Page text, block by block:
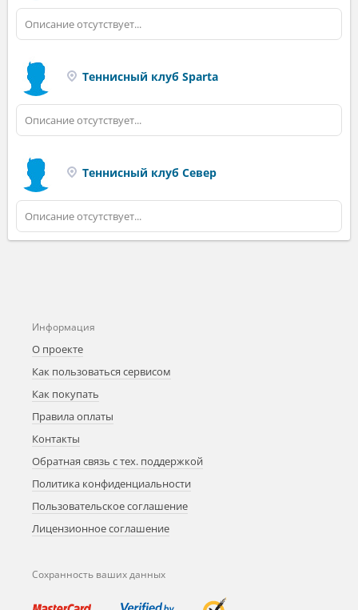
Описание отсутствует...
Теннисный клуб Sparta
Описание отсутствует...
Теннисный клуб Север
Описание отсутствует...
Информация
О проекте
Как пользоваться сервисом
Как покупать
Правила оплаты
Контакты
Обратная связь с тех. поддержкой
Политика конфиденциальности
Пользовательское соглашение
Лицензионное соглашение
Сохранность ваших данных